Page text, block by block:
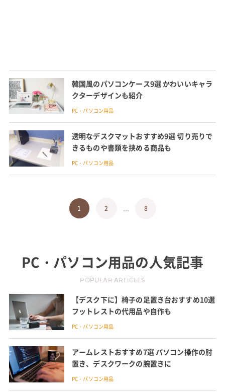
韓国風のパソコンケース9選 かわいいキャラ
クターデザインも紹介
PC・パソコン用品
透明なデスクマットおすすめ9選 切り売りで
きるものや書類を挟める商品も
PC・パソコン用品
1 2 ... 8
PC・パソコン用品の人気記事
POPULAR ARTICLES
【デスク下に】椅子の足置き台おすすめ10選
フットレストの代用品や自作も
PC・パソコン用品
アームレストおすすめ7選 パソコン操作の肘
置き、デスクワークの腕置きに
PC・パソコン用品